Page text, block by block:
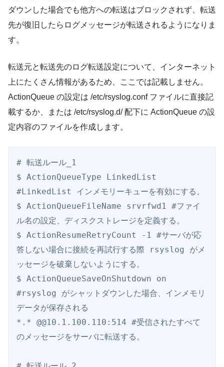
ダウンした場合でも他方への転送はブロックされず、転送
先が復旧したらログメッセージが転送されるようになりま
す。
転送元と転送先のログ転送設定について、インターネット
上にたくさん情報があるため、ここでは記載しません。
ActionQueue の設定は /etc/rsyslog.conf ファイルに直接記
載するか、または /etc/rsyslog.d/ 配下に ActionQueue の設
定内容のファイルを作成します。
# 転送ルール_1
$ ActionQueueType LinkedList
#LinkedList インメモリーキューを有効にする。
$ ActionQueueFileName srvrfwd1 #ファイ
ル名の設定、ディスクストレージを定義する。
$ ActionResumeRetryCount -1 #サーバが応
答しない場合に接続を再試行する際 rsyslog がメ
ッセージを破棄しないようにする。
$ ActionQueueSaveOnShutdown on
#rsyslog がシャットダウンした場合、インメモリ
データが保存される
*.* @@10.1.100.110:514 #受信されたすべて
のメッセージをサーバに転送する。